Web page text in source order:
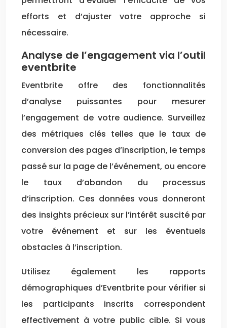
efforts et d’ajuster votre approche si
nécessaire.
Analyse de l’engagement via l’outil
eventbrite
Eventbrite offre des fonctionnalités
d’analyse puissantes pour mesurer
l’engagement de votre audience. Surveillez
des métriques clés telles que le taux de
conversion des pages d’inscription, le temps
passé sur la page de l’événement, ou encore
le taux d’abandon du processus
d’inscription. Ces données vous donneront
des insights précieux sur l’intérêt suscité par
votre événement et sur les éventuels
obstacles à l’inscription.
Utilisez également les rapports
démographiques d’Eventbrite pour vérifier si
les participants inscrits correspondent
effectivement à votre public cible. Si vous